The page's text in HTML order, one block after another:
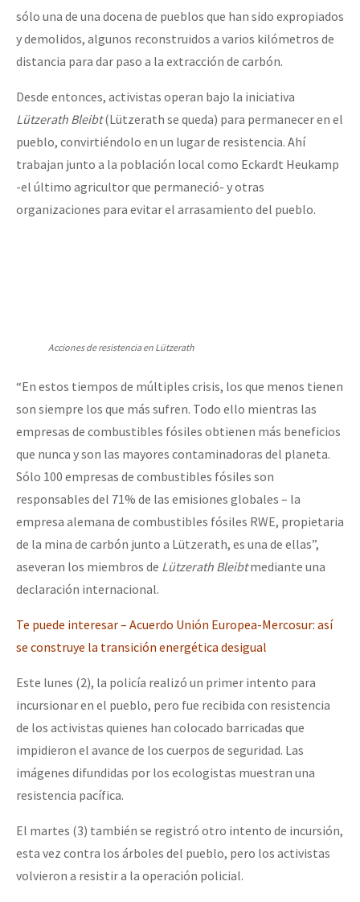
sólo una de una docena de pueblos que han sido expropiados
y demolidos, algunos reconstruidos a varios kilómetros de
distancia para dar paso a la extracción de carbón.
Desde entonces, activistas operan bajo la iniciativa
Lützerath Bleibt(Lützerath se queda) para permanecer en el
pueblo, convirtiéndolo en un lugar de resistencia. Ahí
trabajan junto a la población local como Eckardt Heukamp
-el último agricultor que permaneció- y otras
organizaciones para evitar el arrasamiento del pueblo.
Acciones de resistencia en Lützerath
“En estos tiempos de múltiples crisis, los que menos tienen
son siempre los que más sufren. Todo ello mientras las
empresas de combustibles fósiles obtienen más beneficios
que nunca y son las mayores contaminadoras del planeta.
Sólo 100 empresas de combustibles fósiles son
responsables del 71% de las emisiones globales – la
empresa alemana de combustibles fósiles RWE, propietaria
de la mina de carbón junto a Lützerath, es una de ellas”,
aseveran los miembros de Lützerath Bleibtmediante una
declaración internacional.
Te puede interesar – Acuerdo Unión Europea-Mercosur: así
se construye la transición energética desigual
Este lunes (2), la policía realizó un primer intento para
incursionar en el pueblo, pero fue recibida con resistencia
de los activistas quienes han colocado barricadas que
impidieron el avance de los cuerpos de seguridad. Las
imágenes difundidas por los ecologistas muestran una
resistencia pacífica.
El martes (3) también se registró otro intento de incursión,
esta vez contra los árboles del pueblo, pero los activistas
volvieron a resistir a la operación policial.